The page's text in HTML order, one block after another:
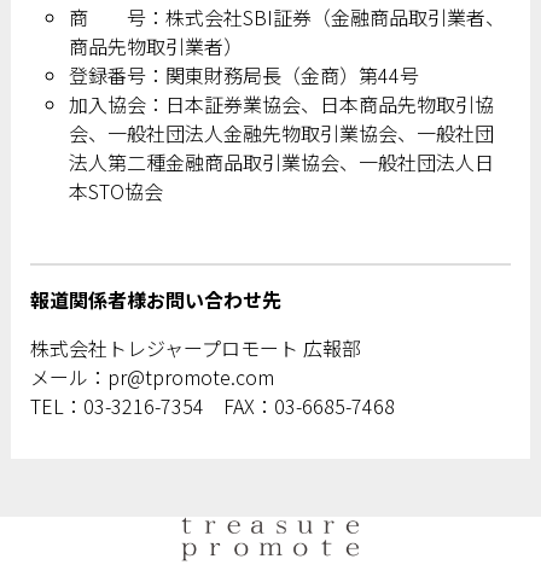
商 号：株式会社SBI証券（金融商品取引業者、
商品先物取引業者）
登録番号：関東財務局長（金商）第44号
加入協会：日本証券業協会、日本商品先物取引協
会、一般社団法人金融先物取引業協会、一般社団
法人第二種金融商品取引業協会、一般社団法人日
本STO協会
報道関係者様お問い合わせ先
株式会社トレジャープロモート 広報部
メール：pr@tpromote.com
TEL：03-3216-7354 FAX：03-6685-7468